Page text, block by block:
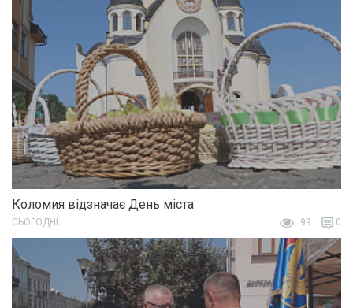
Коломия відзначає День міста
СЬОГОДНІ 99 0